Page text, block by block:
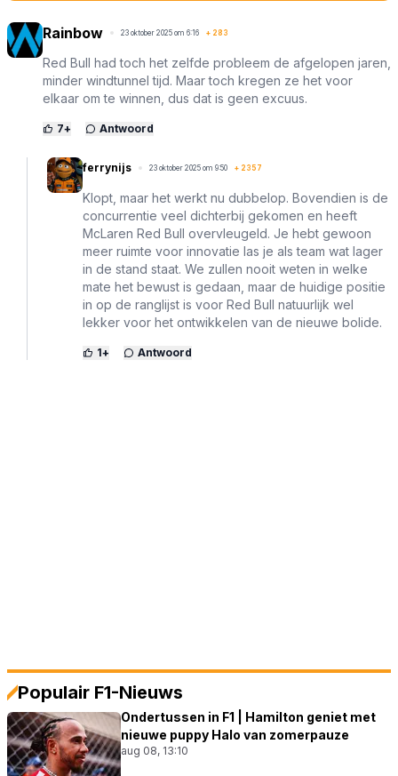
Rainbow 23 oktober 2025 om 6:16 + 283
Red Bull had toch het zelfde probleem de afgelopen jaren,
minder windtunnel tijd. Maar toch kregen ze het voor
elkaar om te winnen, dus dat is geen excuus.
7+ Antwoord
ferrynijs 23 oktober 2025 om 9:50 + 2357
Klopt, maar het werkt nu dubbelop. Bovendien is de
concurrentie veel dichterbij gekomen en heeft
McLaren Red Bull overvleugeld. Je hebt gewoon
meer ruimte voor innovatie las je als team wat lager
in de stand staat. We zullen nooit weten in welke
mate het bewust is gedaan, maar de huidige positie
in op de ranglijst is voor Red Bull natuurlijk wel
lekker voor het ontwikkelen van de nieuwe bolide.
1+ Antwoord
Populair F1-Nieuws
Ondertussen in F1 | Hamilton geniet met
nieuwe puppy Halo van zomerpauze
aug 08, 13:10